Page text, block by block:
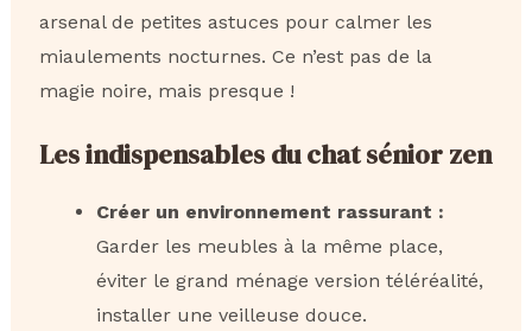
arsenal de petites astuces pour calmer les
miaulements nocturnes. Ce n’est pas de la
magie noire, mais presque !
Les indispensables du chat sénior zen
Créer un environnement rassurant :
Garder les meubles à la même place,
éviter le grand ménage version téléréalité,
installer une veilleuse douce.